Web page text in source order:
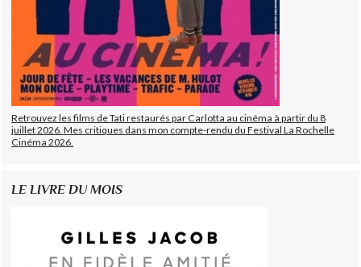
Retrouvez les films de Tati restaurés par Carlotta au cinéma à partir du 8
juillet 2026. Mes critiques dans mon compte-rendu du Festival La Rochelle
Cinéma 2026.
LE LIVRE DU MOIS